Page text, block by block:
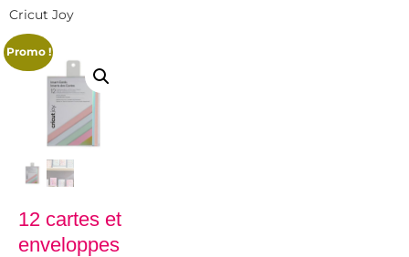
Cricut Joy
Promo !
12 cartes et
enveloppes